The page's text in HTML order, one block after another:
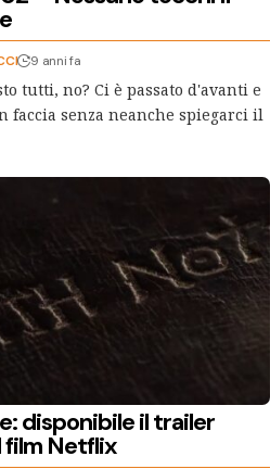
9 anni fa
tutti, no? Ci è passato d'avanti e
faccia senza neanche spiegarci il
disponibile il trailer
film Netflix